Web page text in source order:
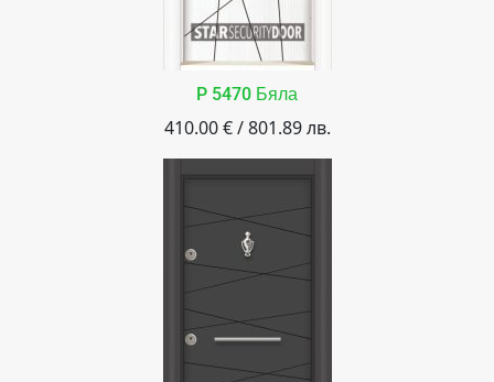
P 5470 Бяла
410.00 € / 801.89 лв.